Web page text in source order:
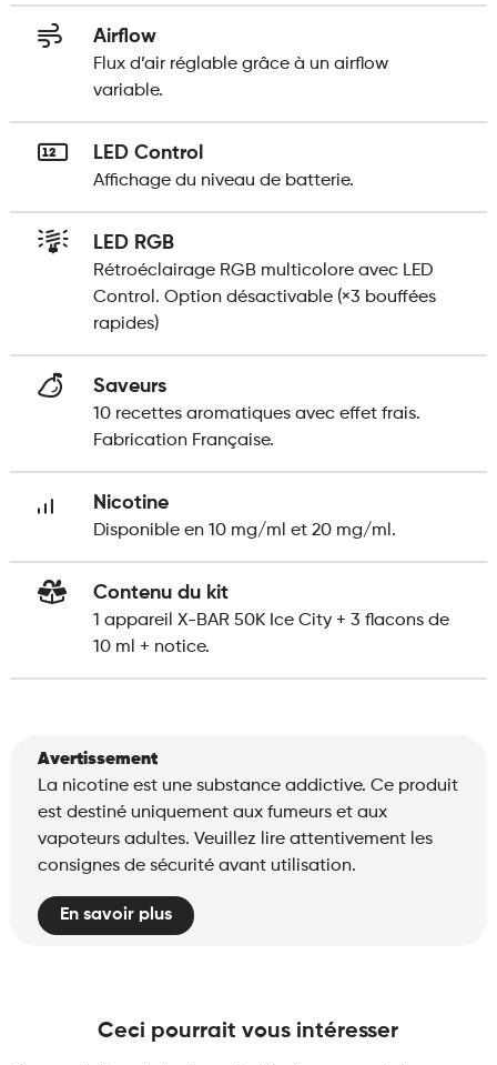
Airflow
Flux d’air réglable grâce à un airflow
variable.
LED Control
Affichage du niveau de batterie.
LED RGB
Rétroéclairage RGB multicolore avec LED
Control. Option désactivable (×3 bouffées
rapides)
Saveurs
10 recettes aromatiques avec effet frais.
Fabrication Française.
Nicotine
Disponible en 10 mg/ml et 20 mg/ml.
Contenu du kit
1 appareil X-BAR 50K Ice City + 3 flacons de
10 ml + notice.
Avertissement
La nicotine est une substance addictive. Ce produit
est destiné uniquement aux fumeurs et aux
vapoteurs adultes. Veuillez lire attentivement les
consignes de sécurité avant utilisation.
En savoir plus
Ceci pourrait vous intéresser